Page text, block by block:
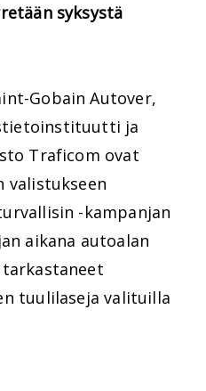
syksystä
Gobain Autover,
ja
Traficom ovat
valistukseen
-kampanjan
aikana autoalan
tuulilaseja valituilla